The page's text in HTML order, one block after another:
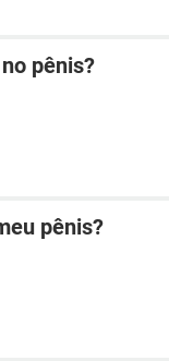
pênis?
pênis?